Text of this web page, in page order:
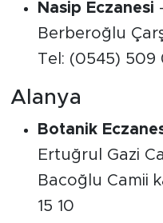
Nasip Eczanesi
Berberoğlu
Tel: (0545) 509
Alanya
Botanik
Ertuğrul Gazi
Bacoğlu Camii
15 10